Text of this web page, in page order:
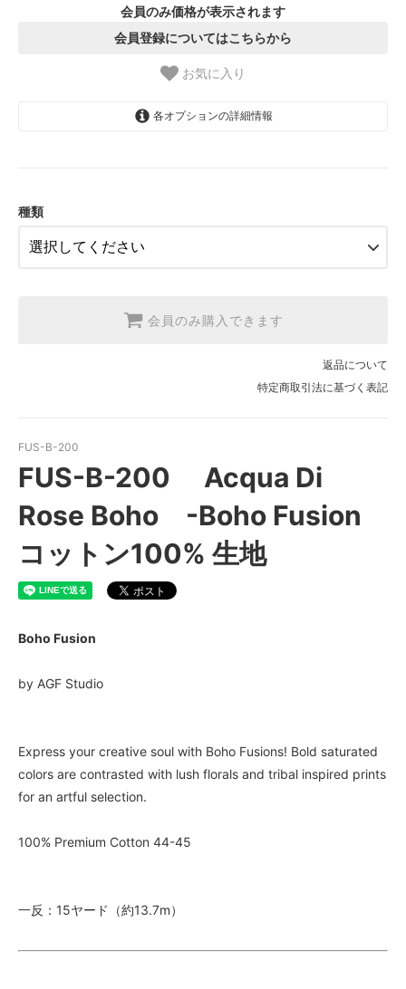
会員のみ価格が表示されます
会員登録についてはこちらから
お気に入り
各オプションの詳細情報
【2026/9/20〆10月発送予定分】
種類
会員のみ購入できます
返品について
特定商取引法に基づく表記
FUS-B-200
FUS-B-200 Acqua Di
Rose Boho -Boho Fusion
コットン100% 生地
Boho Fusion
by AGF Studio
Express your creative soul with Boho Fusions! Bold saturated
colors are contrasted with lush florals and tribal inspired prints
for an artful selection.
100% Premium Cotton 44-45
一反：15ヤード（約13.7m）